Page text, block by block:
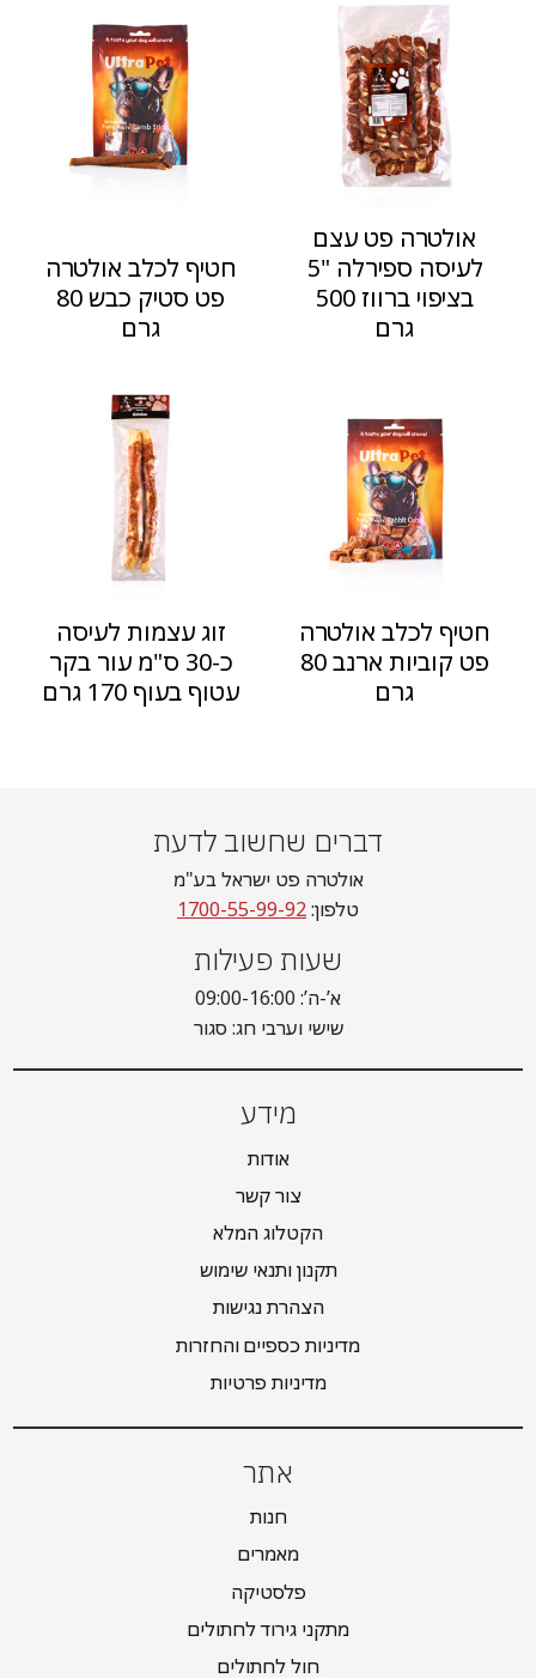
אולטרה פט עצם
לעיסה ספירלה "5
בציפוי ברווז 500
גרם
חטיף לכלב אולטרה
פט סטיק כבש 80
גרם
חטיף לכלב אולטרה
פט קוביות ארנב 80
גרם
זוג עצמות לעיסה
כ-30 ס"מ עור בקר
עטוף בעוף 170 גרם
דברים שחשוב לדעת
אולטרה פט ישראל בע"מ
טלפון:1700-55-99-92
שעות פעילות
א’-ה’: 09:00-16:00
שישי וערבי חג: סגור
מידע
אודות
צור קשר
הקטלוג המלא
תקנון ותנאי שימוש
הצהרת נגישות
מדיניות כספיים והחזרות
מדיניות פרטיות
אתר
חנות
מאמרים
פלסטיקה
מתקני גירוד לחתולים
חול לחתולים